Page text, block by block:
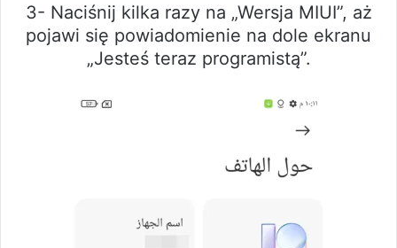
3- Naciśnij kilka razy na „Wersja MIUI”, aż
pojawi się powiadomienie na dole ekranu
„Jesteś teraz programistą”.